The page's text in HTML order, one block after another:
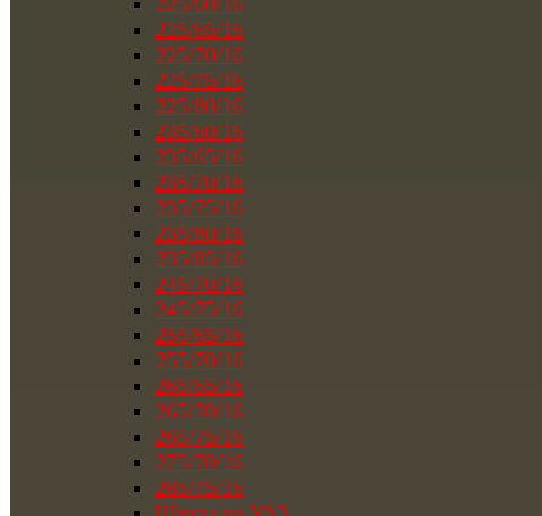
225/65/16
225/70/16
225/75/16
225/80/16
235/60/16
235/65/16
235/70/16
235/75/16
235/80/16
235/85/16
245/70/16
245/75/16
255/65/16
255/70/16
265/65/16
265/70/16
265/75/16
275/70/16
285/75/16